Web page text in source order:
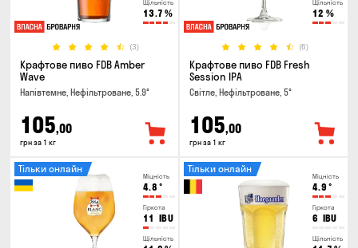
Щільність
13.7 %
(3)
Крафтове пиво FDB Amber
Wave
Напівтемне, Нефільтроване, 5.9°
105,00
грн за 1 кг
Щільність
12 %
(6)
Крафтове пиво FDB Fresh
Session IPA
Світле, Нефільтроване, 5°
105,00
грн за 1 кг
Міцність
4.8 °
Гіркота
11 IBU
Щільність
Тільки онлайн
Міцність
4.9 °
Гіркота
6 IBU
Щільність
Тільки онлайн